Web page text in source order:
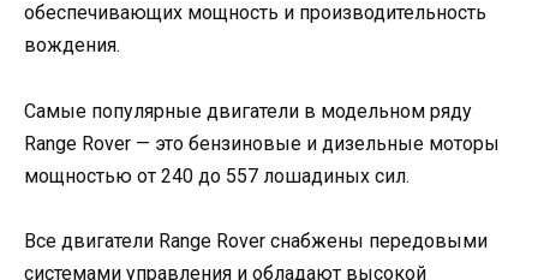
обеспечивающих мощность и производительность
вождения.
Самые популярные двигатели в модельном ряду
Range Rover — это бензиновые и дизельные моторы
мощностью от 240 до 557 лошадиных сил.
Все двигатели Range Rover снабжены передовыми
системами управления и обладают высокой